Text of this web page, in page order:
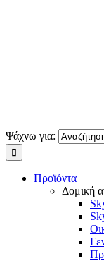
Ψάχνω για:
Προϊόντα
Δομική